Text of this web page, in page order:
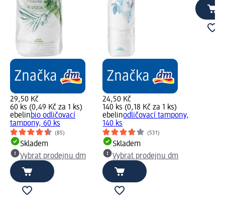
29,50 Kč
60 ks (0,49 Kč za 1 ks)
ebelinbio odličovací
tampony, 60 ks
(85)
Skladem
Vybrat prodejnu dm
24,50 Kč
140 ks (0,18 Kč za 1 ks)
ebelinodličovací tampony,
140 ks
(531)
Skladem
Vybrat prodejnu dm